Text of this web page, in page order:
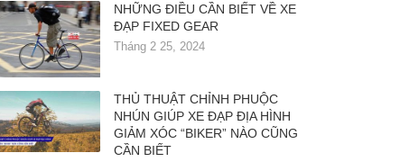
NHỮNG ĐIỀU CẦN BIẾT VỀ XE
ĐẠP FIXED GEAR
Tháng 2 25, 2024
THỦ THUẬT CHỈNH PHUỘC
NHÚN GIÚP XE ĐẠP ĐỊA HÌNH
GIẢM XÓC “BIKER” NÀO CŨNG
CẦN BIẾT